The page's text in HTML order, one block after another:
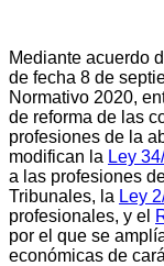
Mediante acuerdo
de fecha 8 de
Normativo 2020,
de reforma de las
profesiones de la
modifican la Ley
a las profesiones
Tribunales, la Ley
profesionales, y el
por el que se
económicas de